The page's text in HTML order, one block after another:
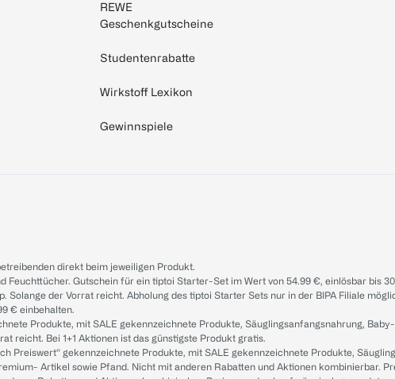
REWE
Geschenkgutscheine
Studentenrabatte
Wirkstoff Lexikon
Gewinnspiele
direkt beim jeweiligen Produkt.
Feuchttücher. Gutschein für ein tiptoi Starter-Set im Wert von 54.99 €, einlösbar bis
Solange der Vorrat reicht. Abholung des tiptoi Starter Sets nur in der BIPA Filiale
€ einbehalten.
Produkte, mit SALE gekennzeichnete Produkte, Säuglingsanfangsnahrung,
reicht. Bei 1+1 Aktionen ist das günstigste Produkt gratis.
Preiswert“ gekennzeichnete Produkte, mit SALE gekennzeichnete Produkte,
Artikel sowie Pfand. Nicht mit anderen Rabatten und Aktionen kombinierbar.